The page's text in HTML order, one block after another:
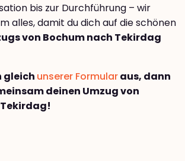
bis zur Durchführung – wir
alles, damit du dich auf die schönen
von Bochum nach Tekirdag
gleich unserer Formularaus, dann
deinen Umzug von